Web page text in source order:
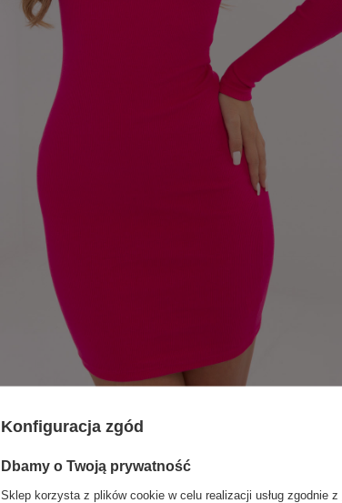
Konfiguracja zgód
Dbamy o Twoją prywatność
Sklep korzysta z plików cookie w celu realizacji usług zgodnie z